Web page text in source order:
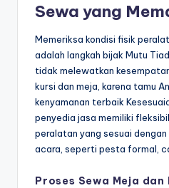
Sewa yang
Memeriksa kondisi fisik
adalah langkah bijak Mutu
tidak melewatkan
kursi dan meja, karena tamu
kenyamanan terbaik
penyedia jasa memiliki
peralatan yang sesuai
acara, seperti pesta formal,
Proses Sewa Meja